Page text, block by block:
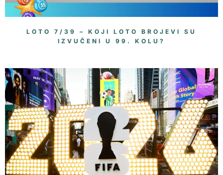
LOTO 7/39 – KOJI LOTO BROJEVI SU
IZVUČENI U 99. KOLU?